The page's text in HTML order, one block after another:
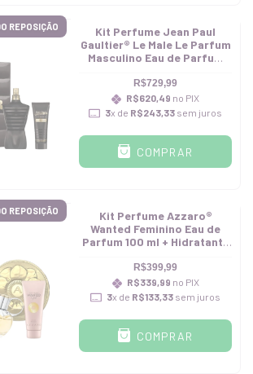
REPOSIÇÃO
Kit Perfume Jean Paul
Gaultier® Le Male Le Parfum
Masculino Eau de Parfum
R$729,99
R$620,49 no PIX
3x de R$243,33sem juros
COMPRAR
REPOSIÇÃO
Kit Perfume Azzaro®
Wanted Feminino Eau de
Parfum 100 ml + Hidratante
R$399,99
R$339,99 no PIX
3x de R$133,33sem juros
COMPRAR